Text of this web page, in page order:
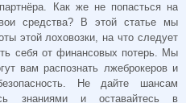
Как же не попасться на
средства? В этой статье мы
этой лоховозки, на что следует
себя от финансовых потерь. Мы
вам распознать лжеброкеров и
Не дайте шансам
знаниями и оставайтесь в